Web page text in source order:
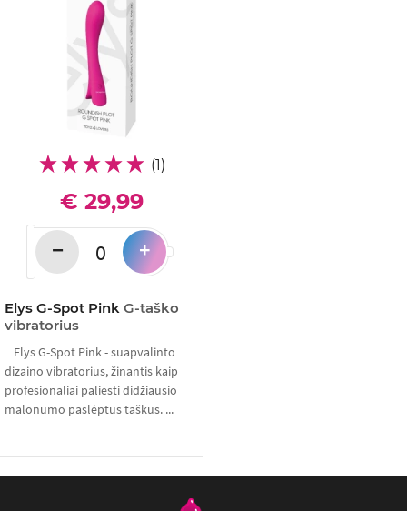
(1)
Elys G-Spot Pink G-taško
vibratorius
€ 29,99
− +
Elys G-Spot Pink - suapvalinto
dizaino vibratorius, žinantis kaip
profesionaliai paliesti didžiausio
malonumo paslėptus taškus. ...